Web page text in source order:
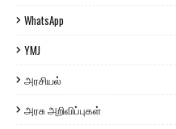
WhatsApp
YMJ
அரசியல்
அரசு அறிவிப்புகள்